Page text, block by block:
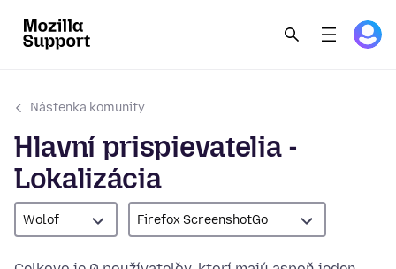
Nástenka komunity
Hlavní prispievatelia -
Lokalizácia
Wolof Firefox ScreenshotGo